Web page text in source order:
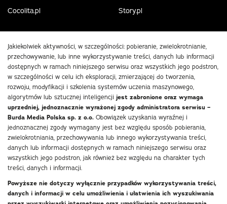
Cocolita.pl
Story.pl
Jakiekolwiek aktywności, w szczególności: pobieranie, zwielokrotnianie,
przechowywanie, lub inne wykorzystywanie treści, danych lub informacji
dostępnych w ramach niniejszego serwisu oraz wszystkich jego podstron,
w szczególności w celu ich eksploracji, zmierzającej do tworzenia,
rozwoju, modyfikacji i szkolenia systemów uczenia maszynowego,
algorytmów lub sztucznej inteligencji jest zabronione oraz wymaga
uprzedniej, jednoznacznie wyrażonej zgody administratora serwisu –
Burda Media Polska sp. z o.o. Obowiązek uzyskania wyraźnej i
jednoznacznej zgody wymagany jest bez względu sposób pobierania,
zwielokrotniania, przechowywania lub innego wykorzystywania treści,
danych lub informacji dostępnych w ramach niniejszego serwisu oraz
wszystkich jego podstron, jak również bez względu na charakter tych
treści, danych i informacji.
Powyższe nie dotyczy wyłącznie przypadków wykorzystywania treści,
danych i informacji w celu umożliwienia i ułatwienia ich wyszukiwania